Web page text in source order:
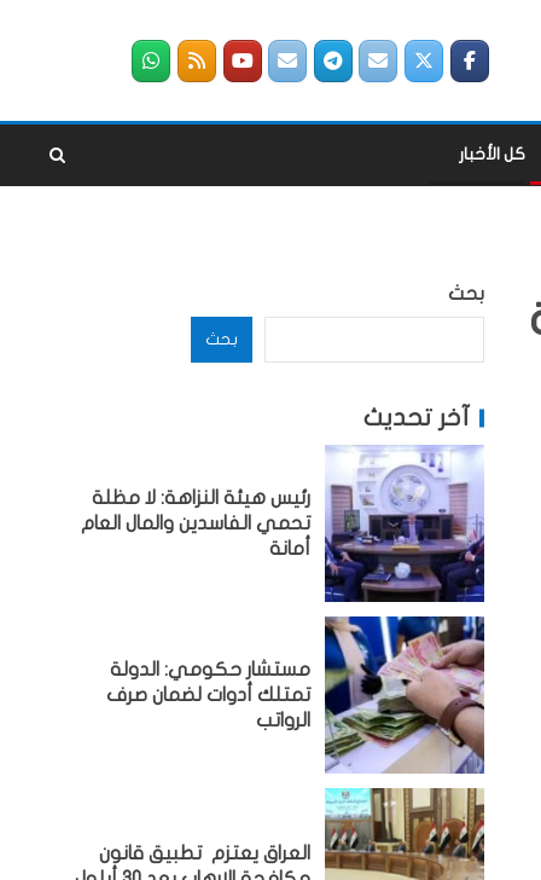
كل الأخبار
بحث
بحث
آخر تحديث
رئيس هيئة النزاهة: لا مظلة
تحمي الفاسدين والمال العام
أمانة
مستشار حكومي: الدولة
تمتلك أدوات لضمان صرف
الرواتب
العراق يعتزم تطبيق قانون